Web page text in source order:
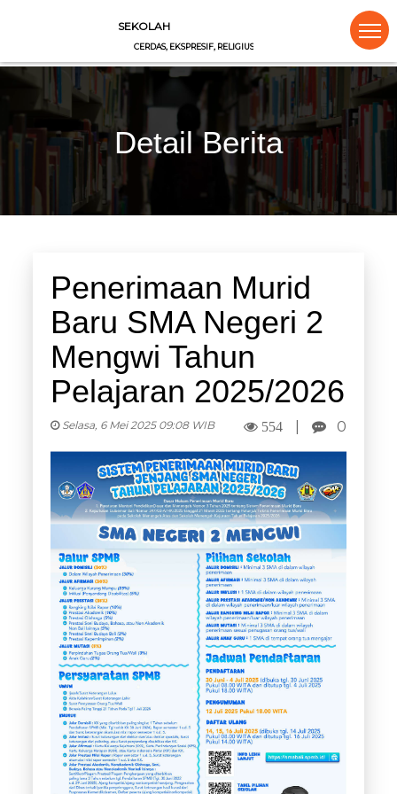
SEKOLAH
CERDAS, EKSPRESIF, RELIGIUS, DISIPLIN, INTEGRITAS, KREATIF
Detail Berita
Penerimaan Murid
Baru SMA Negeri 2
Mengwi Tahun
Pelajaran 2025/2026
Selasa, 6 Mei 2025 09:08 WIB 554 0